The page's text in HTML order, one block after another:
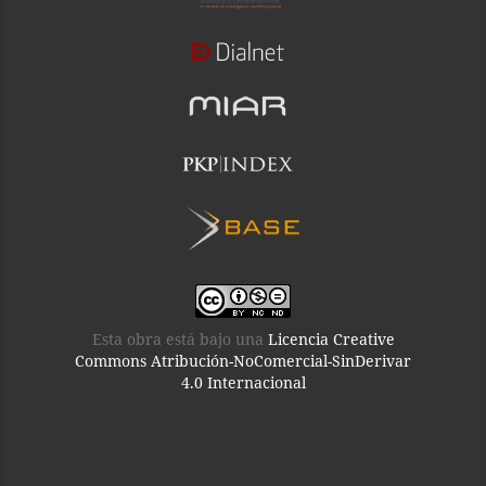
Esta obra está bajo una Licencia Creative
Commons Atribución-NoComercial-SinDerivar
4.0 Internacional